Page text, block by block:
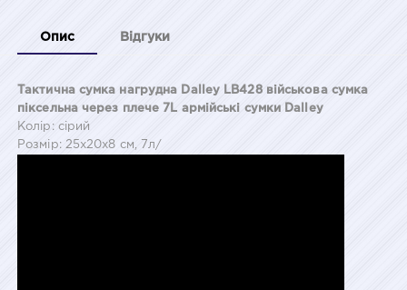
Опис Відгуки
Тактична сумка нагрудна Dalley LB428 військова сумка
піксельна через плече 7L армійські сумки Dalley
Колір: сірий
Розмір: 25x20x8 см, 7л/